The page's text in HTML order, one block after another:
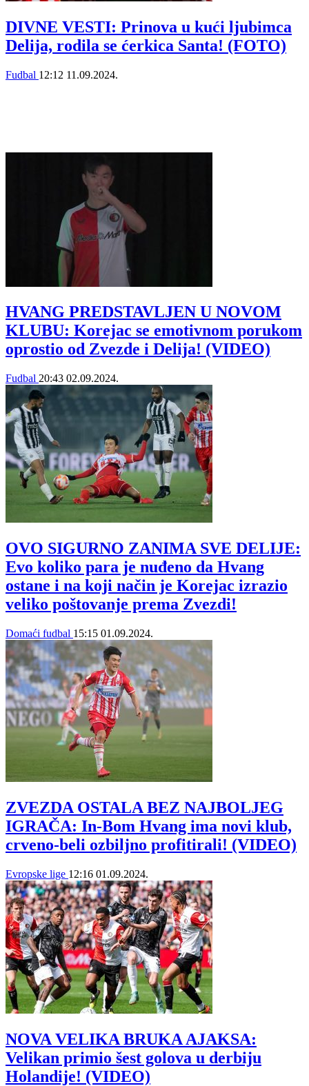
DIVNE VESTI: Prinova u kući ljubimca
Delija, rodila se ćerkica Santa! (FOTO)
Fudbal 12:12 11.09.2024.
HVANG PREDSTAVLJEN U NOVOM
KLUBU: Korejac se emotivnom porukom
oprostio od Zvezde i Delija! (VIDEO)
Fudbal 20:43 02.09.2024.
OVO SIGURNO ZANIMA SVE DELIJE:
Evo koliko para je nuđeno da Hvang
ostane i na koji način je Korejac izrazio
veliko poštovanje prema Zvezdi!
Domaći fudbal 15:15 01.09.2024.
ZVEZDA OSTALA BEZ NAJBOLJEG
IGRAČA: In-Bom Hvang ima novi klub,
crveno-beli ozbiljno profitirali! (VIDEO)
Evropske lige 12:16 01.09.2024.
NOVA VELIKA BRUKA AJAKSA:
Velikan primio šest golova u derbiju
Holandije! (VIDEO)